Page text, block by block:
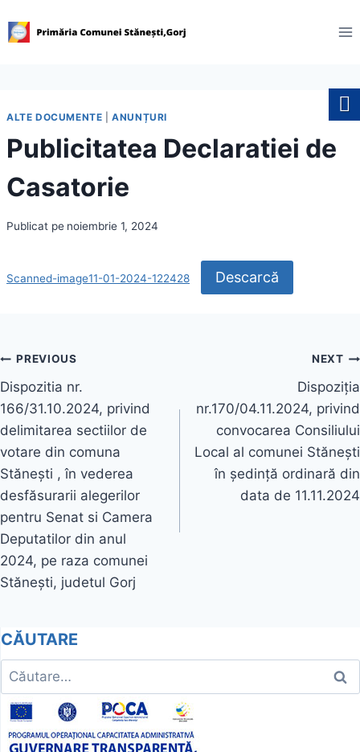
to
ALTE DOCUMENTE |ANUNȚURI
Publicitatea Declaratiei de
Casatorie
Publicat pe noiembrie 1, 2024
Scanned-image11-01-2024-122428 Descarcă
Navigare
în
articole
PREVIOUS
Dispozitia nr.
166/31.10.2024, privind
delimitarea sectiilor de
votare din comuna
Stănești , în vederea
desfăsurarii alegerilor
pentru Senat si Camera
Deputatilor din anul
2024, pe raza comunei
Stănești, judetul Gorj
NEXT
Dispoziția
nr.170/04.11.2024, privind
convocarea Consiliului
Local al comunei Stănești
în ședință ordinară din
data de 11.11.2024
CĂUTARE
Caută
după: